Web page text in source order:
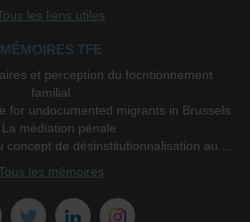
les liens utiles
MÉMOIRES TFE
et perception du focntionnement
familial
for undocumented migrants in Brussels
La médiation pénale
concept de désinstitutionnalisation au ...
les mémoires